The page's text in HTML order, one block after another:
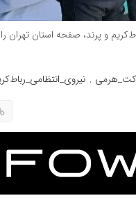
و پرند، صفحه استان تهران را
,